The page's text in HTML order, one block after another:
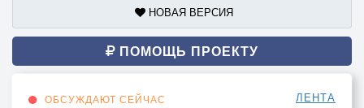
НОВАЯ ВЕРСИЯ
ПОМОЩЬ ПРОЕКТУ
ОБСУЖДАЮТ СЕЙЧАС ЛЕНТА